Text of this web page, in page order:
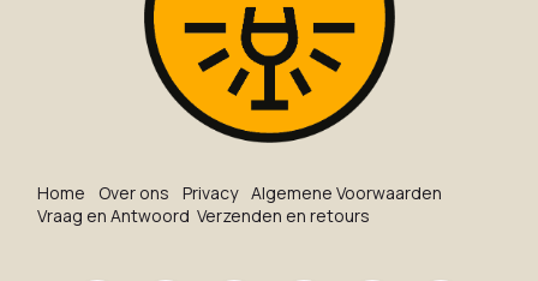
Ho​me O​ve​r on​s Privacy Algemene Voorwaarden
Vraag en Antwoord Verzenden en retours